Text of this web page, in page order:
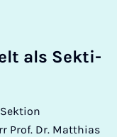
als Sek­ti­
Prof. Dr. Matthias